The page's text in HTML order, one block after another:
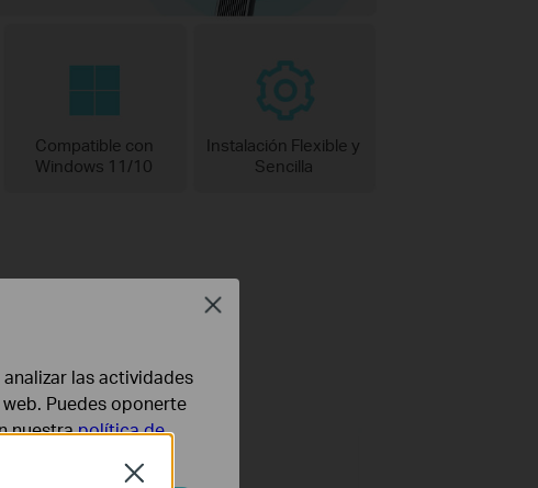
Compatible con
Windows 11/10
Instalación Flexible y
Sencilla
banda Wi-Fi 6 directamente
Close
las actividades
Puedes oponerte
nuestrapolítica de
Close